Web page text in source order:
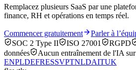
Remplacez plusieurs SaaS par une
finance, RH et opérations en temps réel.
Commencer gratuitement
Parler à
SOC 2 Type II
ISO 27001 RGPD
données
Aucun entraînement de l'IA
ENPLDEFRESSVPTNLDAITUK